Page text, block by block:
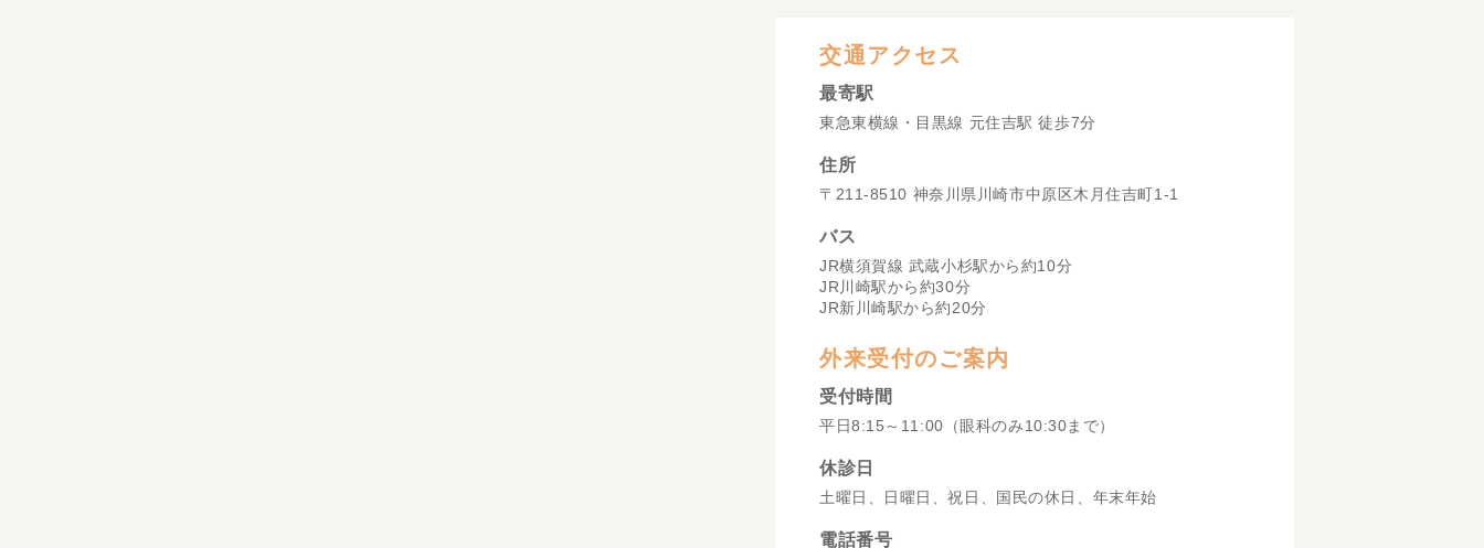
交通アクセス
最寄駅
東急東横線・目黒線 元住吉駅 徒歩7分
住所
〒211-8510 神奈川県川崎市中原区木月住吉町1-1
バス
JR横須賀線 武蔵小杉駅から約10分
JR川崎駅から約30分
JR新川崎駅から約20分
外来受付のご案内
受付時間
平日8:15～11:00（眼科のみ10:30まで）
休診日
土曜日、日曜日、祝日、国民の休日、年末年始
電話番号